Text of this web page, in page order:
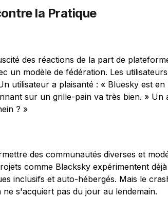
la Pratique
des réactions de la part de
un modèle de fédération. Les
utilisateur a plaisanté : « Bluesky est
sur un grille-pain va très bien. » Un
? »
des communautés diverses et
comme Blacksky expérimentent
inclusifs et auto-hébergés. Mais le
ne s'acquiert pas du jour au lendemain.